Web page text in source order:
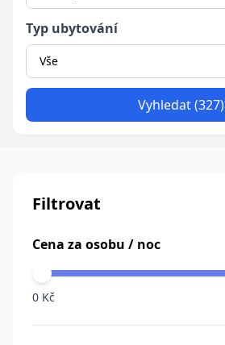
Typ ubytování
Vše
Vyhledat (327)
Filtrovat
Cena za osobu / noc
0 Kč